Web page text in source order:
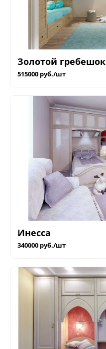
Золотой гребешок
515000 руб./шт
Инесса
340000 руб./шт